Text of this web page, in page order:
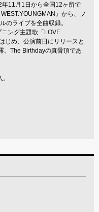
11月1日から全国12ヶ所で
』から、フ
のライブを全曲収録。
ング主題歌「LOVE
じめ、公演前日にリリースと
。The Birthdayの真骨頂であ